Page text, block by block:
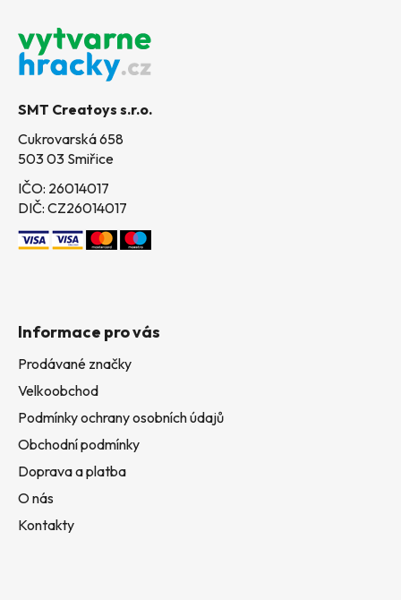
SMT Creatoys s.r.o.
Cukrovarská 658
503 03 Smiřice
IČO: 26014017
DIČ: CZ26014017
Informace pro vás
Prodávané značky
Velkoobchod
Podmínky ochrany osobních údajů
Obchodní podmínky
Doprava a platba
O nás
Kontakty